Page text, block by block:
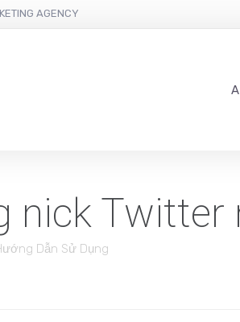
AGENCY
nick Twitter
Dẫn Sử Dụng